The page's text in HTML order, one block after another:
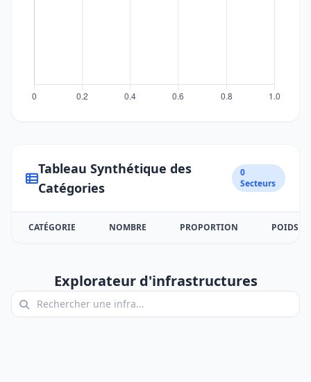
Tableau Synthétique des
Catégories
0
Secteurs
CATÉGORIE NOMBRE PROPORTION POIDS
Explorateur d'infrastructures